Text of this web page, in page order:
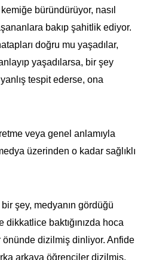
büründürüyor, nasıl
bakıp şahitlik ediyor.
doğru mu yaşadılar,
yaşadılarsa, bir şey
tespit ederse, ona
veya genel anlamıyla
üzerinden o kadar sağlıklı
şey, medyanın gördüğü
baktığınızda hoca
önünde dizilmiş dinliyor. Anfide
arkaya öğrenciler dizilmiş.